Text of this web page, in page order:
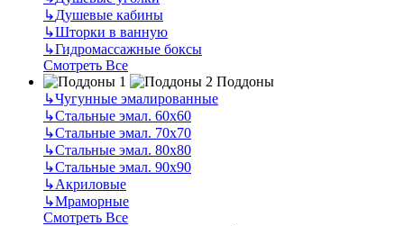
↳Душевые кабины
↳Шторки в ванную
↳Гидромассажные боксы
Смотреть Все
Поддоны
↳Чугунные эмалированные
↳Стальные эмал. 60х60
↳Стальные эмал. 70х70
↳Стальные эмал. 80х80
↳Стальные эмал. 90х90
↳Акриловые
↳Мраморные
Смотреть Все